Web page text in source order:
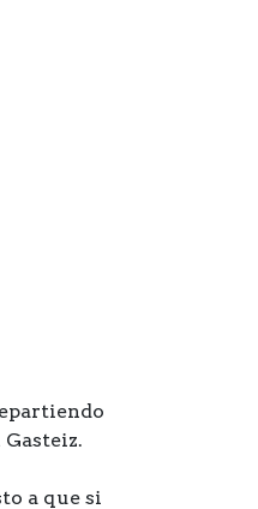
a que si